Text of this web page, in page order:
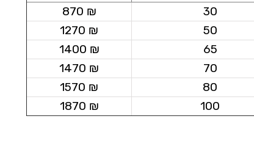
30
₪ 870
50
₪ 1270
65
₪ 1400
70
₪ 1470
80
₪ 1570
100
₪ 1870